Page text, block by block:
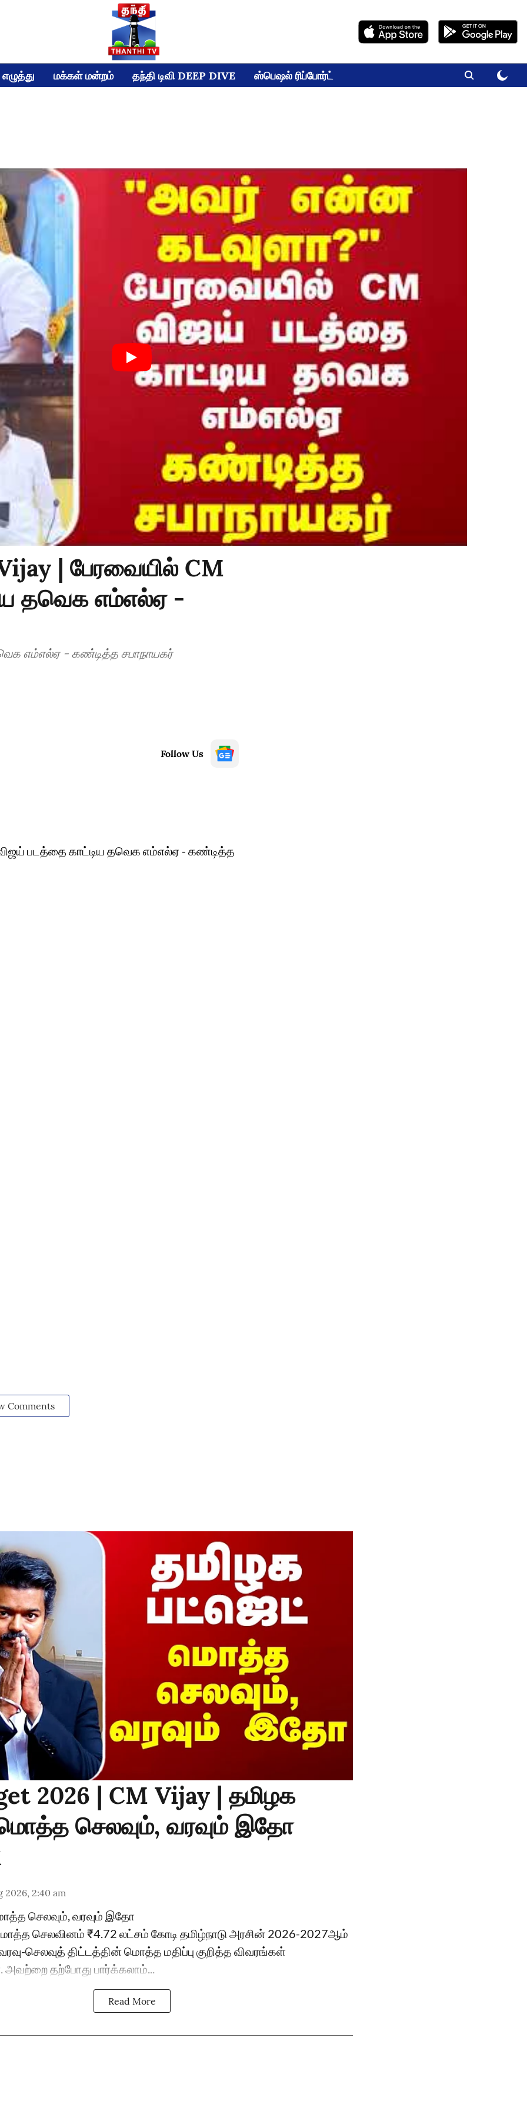
மக்கள் மன்றம் தந்தி டிவி DEEP DIVE ஸ்பெஷல் ரிப்போர்ட்
| பேரவையில் CM
தவெக எம்எல்ஏ -
எம்எல்ஏ - கண்டித்த சபாநாயகர்
Follow Us
படத்தை காட்டிய தவெக எம்எல்ஏ - கண்டித்த
Comments
2026 | CM Vijay | தமிழக
செலவும், வரவும் இதோ
2026, 2:40 am
செலவும், வரவும் இதோ
செலவினம் ₹4.72 லட்சம் கோடி தமிழ்நாடு அரசின் 2026-2027ஆம்
செலவுத் திட்டத்தின் மொத்த மதிப்பு குறித்த விவரங்கள்
அவற்றை தற்போது பார்க்கலாம்...
Read More